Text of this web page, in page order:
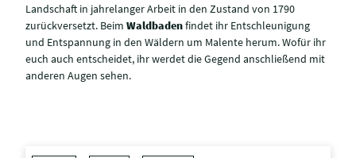
Landschaft in jahrelanger Arbeit in den Zustand von 1790
zurückversetzt. Beim Waldbadenfindet ihr Entschleunigung
und Entspannung in den Wäldern um Malente herum. Wofür ihr
euch auch entscheidet, ihr werdet die Gegend anschließend mit
anderen Augen sehen.